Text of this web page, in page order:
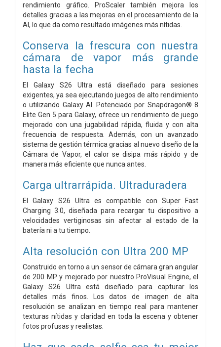
rendimiento gráfico. ProScaler también mejora los
detalles gracias a las mejoras en el procesamiento de la
AI, lo que da como resultado imágenes más nítidas.
Conserva la frescura con nuestra
cámara de vapor más grande
hasta la fecha
El Galaxy S26 Ultra está diseñado para sesiones
exigentes, ya sea ejecutando juegos de alto rendimiento
o utilizando Galaxy AI. Potenciado por Snapdragon® 8
Elite Gen 5 para Galaxy, ofrece un rendimiento de juego
mejorado con una jugabilidad rápida, fluida y con alta
frecuencia de respuesta. Además, con un avanzado
sistema de gestión térmica gracias al nuevo diseño de la
Cámara de Vapor, el calor se disipa más rápido y de
manera más eficiente que nunca antes.
Carga ultrarrápida. Ultraduradera
El Galaxy S26 Ultra es compatible con Super Fast
Charging 3.0, diseñada para recargar tu dispositivo a
velocidades vertiginosas sin afectar al estado de la
batería ni a tu tiempo.
Alta resolución con Ultra 200 MP
Construido en torno a un sensor de cámara gran angular
de 200 MP y mejorado por nuestro ProVisual Engine, el
Galaxy S26 Ultra está diseñado para capturar los
detalles más finos. Los datos de imagen de alta
resolución se analizan en tiempo real para mantener
texturas nítidas y claridad en toda la escena y obtener
fotos profusas y realistas.